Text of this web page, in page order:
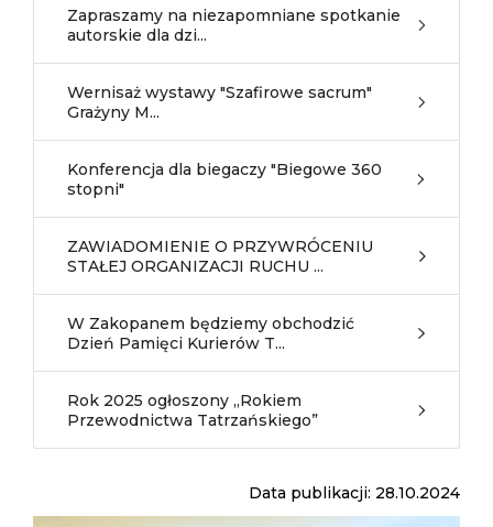
Zapraszamy na niezapomniane spotkanie
autorskie dla dzi...
Wernisaż wystawy "Szafirowe sacrum"
Grażyny M...
Konferencja dla biegaczy "Biegowe 360
stopni"
ZAWIADOMIENIE O PRZYWRÓCENIU
STAŁEJ ORGANIZACJI RUCHU ...
W Zakopanem będziemy obchodzić
Dzień Pamięci Kurierów T...
Rok 2025 ogłoszony „Rokiem
Przewodnictwa Tatrzańskiego”
Data publikacji: 28.10.2024